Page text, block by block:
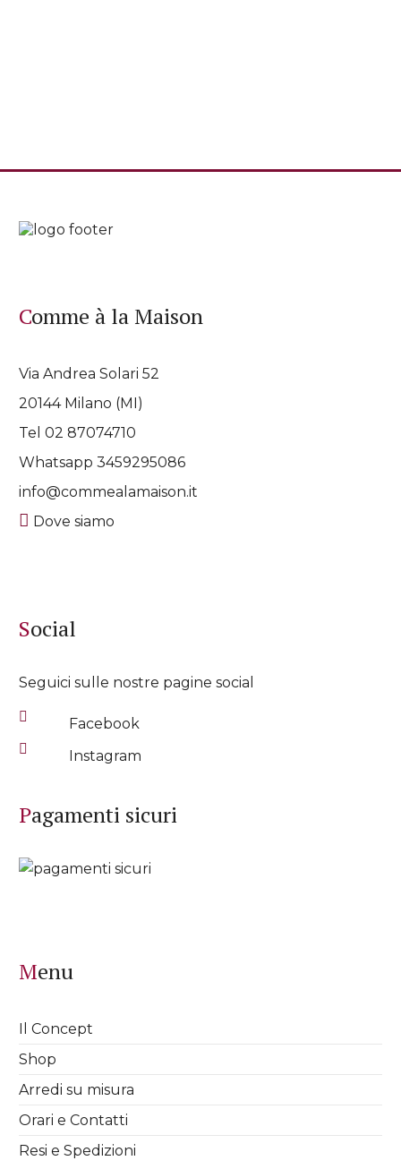
Comme à la Maison
Via Andrea Solari 52
20144 Milano (MI)
Tel 02 87074710
Whatsapp3459295086
info@commealamaison.it
Dove siamo
Social
Seguici sulle nostre pagine social
Facebook
Instagram
Pagamenti sicuri
Menu
Il Concept
Shop
Arredi su misura
Orari e Contatti
Resi e Spedizioni